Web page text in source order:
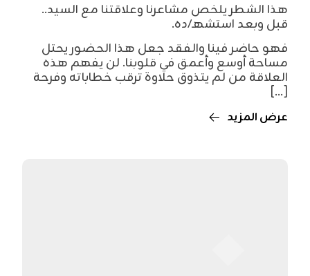
هذا الشطر يلخص مشاعرنا وعلاقتنا مع السيد..
قبل وبعد استشهـ/ده.
فهو حاضر فينا والفقد جعل هذا الحضور يحتل
مساحة أوسع وأعمق في قلوبنا. لن يفهم هذه
العلاقة من لم يتذوق حلاوة ترقب خطاباته وفرحة
[...]
عرض المزيد